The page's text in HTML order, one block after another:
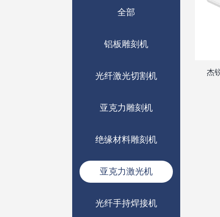
全部
铝板雕刻机
光纤激光切割机
亚克力雕刻机
绝缘材料雕刻机
亚克力激光机
光纤手持焊接机
杰